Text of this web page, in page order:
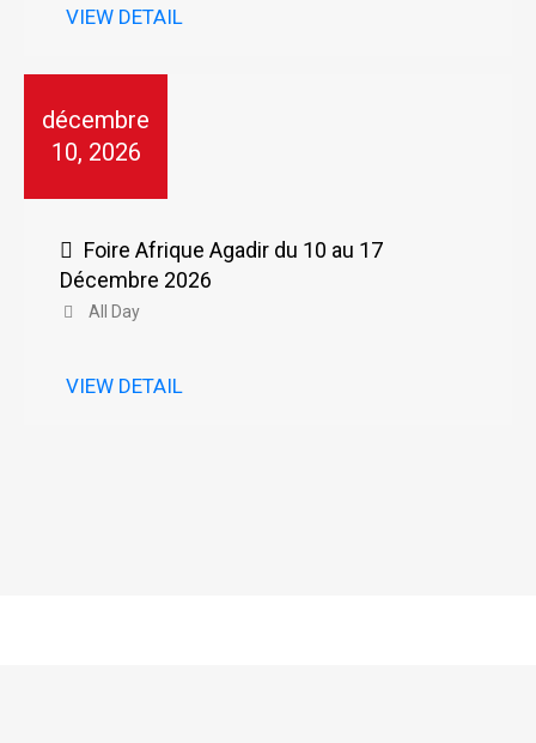
VIEW DETAIL
décembre
10, 2026
Foire Afrique Agadir du 10 au 17
Décembre 2026
All Day
VIEW DETAIL